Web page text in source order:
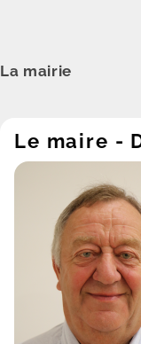
La mairie
Le maire -